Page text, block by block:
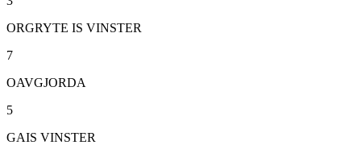
ORGRYTE IS VINSTER
7
OAVGJORDA
5
GAIS VINSTER